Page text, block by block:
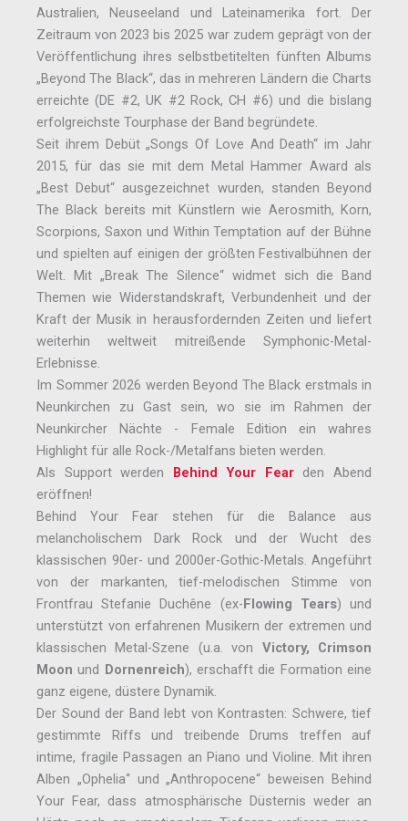
Australien, Neuseeland und Lateinamerika fort. Der
Zeitraum von 2023 bis 2025 war zudem geprägt von der
Veröffentlichung ihres selbstbetitelten fünften Albums
„Beyond The Black“, das in mehreren Ländern die Charts
erreichte (DE #2, UK #2 Rock, CH #6) und die bislang
erfolgreichste Tourphase der Band begründete.
Seit ihrem Debüt „Songs Of Love And Death“ im Jahr
2015, für das sie mit dem Metal Hammer Award als
„Best Debut“ ausgezeichnet wurden, standen Beyond
The Black bereits mit Künstlern wie Aerosmith, Korn,
Scorpions, Saxon und Within Temptation auf der Bühne
und spielten auf einigen der größten Festivalbühnen der
Welt. Mit „Break The Silence“ widmet sich die Band
Themen wie Widerstandskraft, Verbundenheit und der
Kraft der Musik in herausfordernden Zeiten und liefert
weiterhin weltweit mitreißende Symphonic-Metal-
Erlebnisse.
Im Sommer 2026 werden Beyond The Black erstmals in
Neunkirchen zu Gast sein, wo sie im Rahmen der
Neunkircher Nächte - Female Edition ein wahres
Highlight für alle Rock-/Metalfans bieten werden.
Als Support werden Behind Your Fearden Abend
eröffnen!
Behind Your Fear stehen für die Balance aus
melancholischem Dark Rock und der Wucht des
klassischen 90er- und 2000er-Gothic-Metals. Angeführt
von der markanten, tief-melodischen Stimme von
Frontfrau Stefanie Duchêne (ex-Flowing Tears) und
unterstützt von erfahrenen Musikern der extremen und
klassischen Metal-Szene (u.a. von Victory, Crimson
Moon und Dornenreich), erschafft die Formation eine
ganz eigene, düstere Dynamik.
Der Sound der Band lebt von Kontrasten: Schwere, tief
gestimmte Riffs und treibende Drums treffen auf
intime, fragile Passagen an Piano und Violine. Mit ihren
Alben „Ophelia“ und „Anthropocene“ beweisen Behind
Your Fear, dass atmosphärische Düsternis weder an